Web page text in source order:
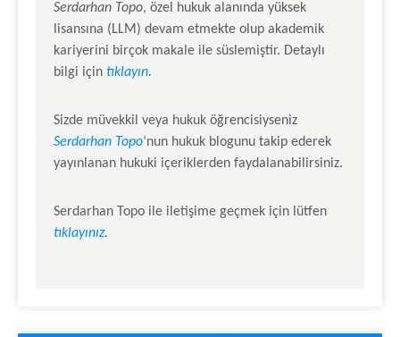
Serdarhan Topo, özel hukuk alanında yüksek
lisansına (LLM) devam etmekte olup akademik
kariyerini birçok makale ile süslemiştir. Detaylı
bilgi için tıklayın.
Sizde müvekkil veya hukuk öğrencisiyseniz
Serdarhan Topo‘nun hukuk blogunu takip ederek
yayınlanan hukuki içeriklerden faydalanabilirsiniz.
Serdarhan Topo ile iletişime geçmek için lütfen
tıklayınız.